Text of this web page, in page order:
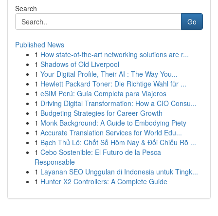
Search
Go
Published News
1 How state-of-the-art networking solutions are r...
1 Shadows of Old Liverpool
1 Your Digital Profile, Their AI : The Way You...
1 Hewlett Packard Toner: Die Richtige Wahl für ...
1 eSIM Perú: Guía Completa para Viajeros
1 Driving Digital Transformation: How a CIO Consu...
1 Budgeting Strategies for Career Growth
1 Monk Background: A Guide to Embodying Piety
1 Accurate Translation Services for World Edu...
1 Bạch Thủ Lô: Chốt Số Hôm Nay & Đối Chiếu Rõ ...
1 Cebo Sostenible: El Futuro de la Pesca
Responsable
1 Layanan SEO Unggulan di Indonesia untuk Tingk...
1 Hunter X2 Controllers: A Complete Guide